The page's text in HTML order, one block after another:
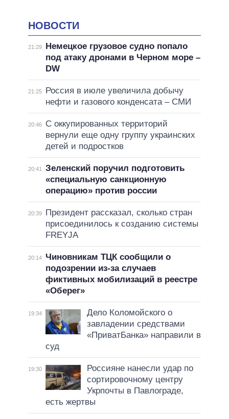
НОВОСТИ
21:29
Немецкое грузовое судно попало
под атаку дронами в Черном море –
DW
21:25
Россия в июле увеличила добычу
нефти и газового конденсата – СМИ
20:46
С оккупированных территорий
вернули еще одну группу украинских
детей и подростков
20:41
Зеленский поручил подготовить
«специальную санкционную
операцию» против россии
20:39
Президент рассказал, сколько стран
присоединилось к созданию системы
FREYJA
20:14
Чиновникам ТЦК сообщили о
подозрении из-за случаев
фиктивных мобилизаций в реестре
«Оберег»
19:34
Дело Коломойского о
завладении средствами
«ПриватБанка» направили в
суд
19:30
Россияне нанесли удар по
сортировочному центру
Укрпочты в Павлограде,
есть жертвы